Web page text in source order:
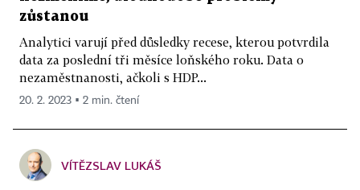
zůstanou
Analytici varují před důsledky recese, kterou potvrdila
data za poslední tři měsíce loňského roku. Data o
nezaměstnanosti, ačkoli s HDP...
20. 2. 2023 ▪ 2 min. čtení
VÍTĚZSLAV LUKÁŠ